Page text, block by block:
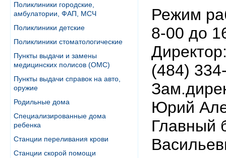
Поликлиники городские,
амбулатории, ФАП, МСЧ
Поликлиники детские
Поликлиники стоматологические
Пункты выдачи и замены
медицинских полисов (ОМС)
Пункты выдачи справок на авто,
оружие
Родильные дома
Специализированные дома
ребенка
Станции переливания крови
Станции скорой помощи
Режим
8-00 до
(484)
Юрий
Главный